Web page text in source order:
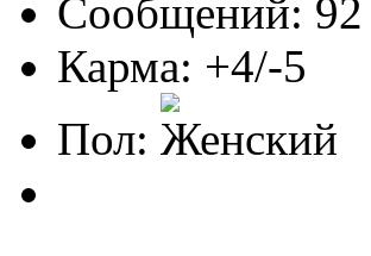
Сообщений: 92
Карма: +4/-5
Пол: